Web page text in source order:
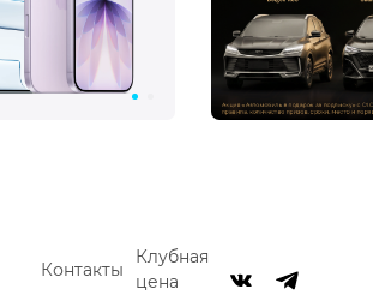
Контакты
Клубная
цена